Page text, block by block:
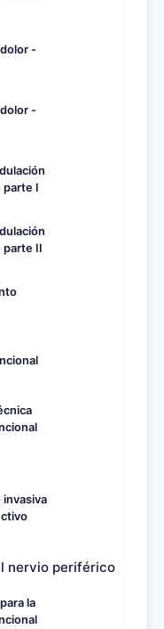
-
-
parte I
parte II
nervio periférico
la